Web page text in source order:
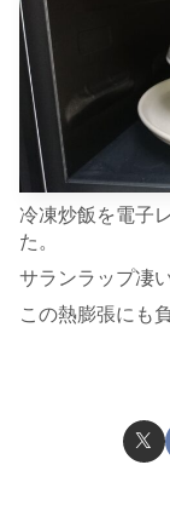
冷凍炒飯を電子
た。
サランラップ凄
この熱膨張にも